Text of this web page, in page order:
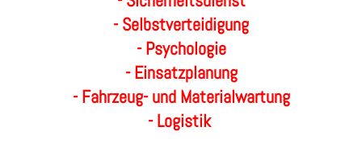
- Selbstverteidigung
- Psychologie
- Einsatzplanung
- Fahrzeug- und Materialwartung
- Logistik